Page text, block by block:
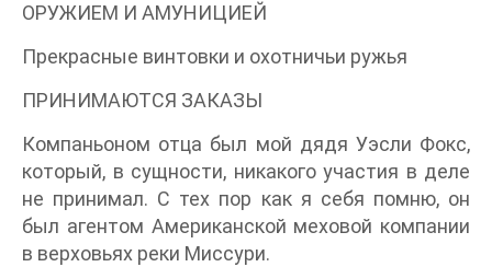
ОРУЖИЕМ И АМУНИЦИЕЙ
Прекрасные винтовки и охотничьи ружья
ПРИНИМАЮТСЯ ЗАКАЗЫ
Компаньоном отца был мой дядя Уэсли Фокс,
который, в сущности, никакого участия в деле
не принимал. С тех пор как я себя помню, он
был агентом Американской меховой компании
в верховьях реки Миссури.